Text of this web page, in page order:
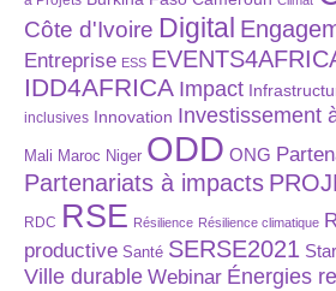
Côte d'Ivoire Digital
Entreprise ESS
IDD4AFRICA Impact
inclusives Innovation Investissement
Mali Maroc Niger ODD ONG
Partenariats à impacts
RDC RSE Résilience Résilience climatique
productive Santé SERSE2021
Ville durable Webinar Énergies